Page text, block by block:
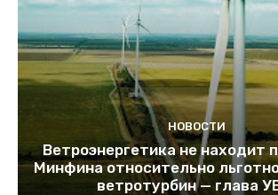
НОВОСТИ
Ветроэнергетика не находит
Минфина относительно
ветротурбин — глава